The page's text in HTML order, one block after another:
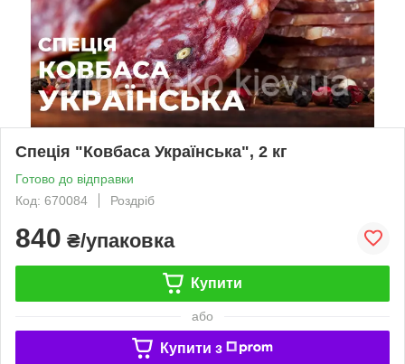
Спеція "Ковбаса Українська", 2 кг
Готово до відправки
Код: 670084
Роздріб
840 ₴/упаковка
Купити
або
Купити з